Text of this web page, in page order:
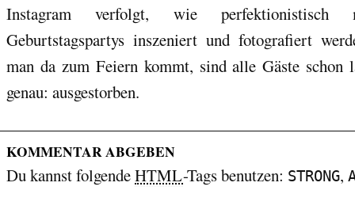
Instagram verfolgt, wie perfektionistisch
Geburtstagspartys inszeniert und fotografiert
man da zum Feiern kommt, sind alle Gäste schon
genau: ausgestorben.
KOMMENTAR ABGEBEN
Du kannst folgendeHTML-Tags benutzen: STRONG,